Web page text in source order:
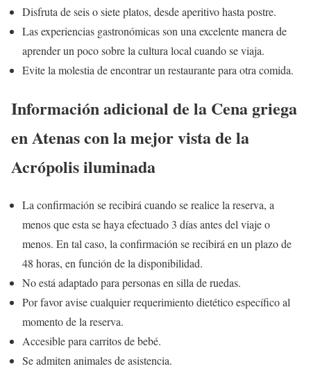
Disfruta de seis o siete platos, desde aperitivo hasta postre.
Las experiencias gastronómicas son una excelente manera de
aprender un poco sobre la cultura local cuando se viaja.
Evite la molestia de encontrar un restaurante para otra comida.
Información adicional de la Cena griega
en Atenas con la mejor vista de la
Acrópolis iluminada
La confirmación se recibirá cuando se realice la reserva, a
menos que esta se haya efectuado 3 días antes del viaje o
menos. En tal caso, la confirmación se recibirá en un plazo de
48 horas, en función de la disponibilidad.
No está adaptado para personas en silla de ruedas.
Por favor avise cualquier requerimiento dietético específico al
momento de la reserva.
Accesible para carritos de bebé.
Se admiten animales de asistencia.